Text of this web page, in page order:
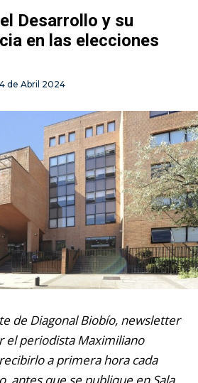
Desarrollo y su
en las elecciones
de Abril 2024
de Diagonal Biobío, newsletter
el periodista Maximiliano
a primera hora cada